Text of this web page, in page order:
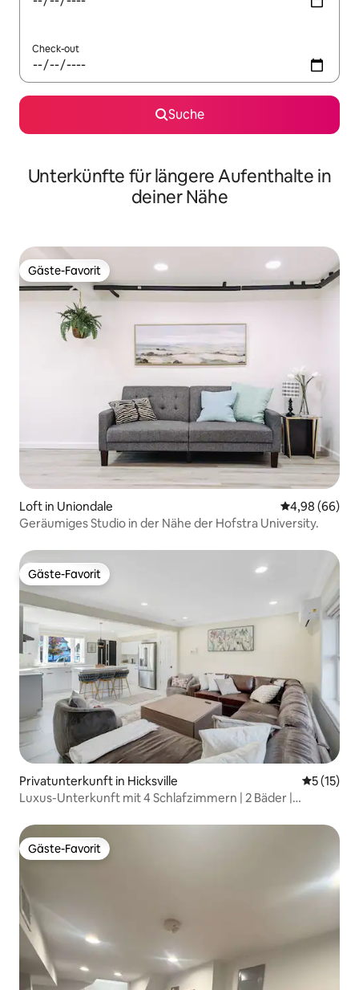
Check-out
Suche
Unterkünfte für längere Aufenthalte in
deiner Nähe
Gäste-Favorit
Gäste-Favorit
Loft in Uniondale
4,98 (66)
Geräumiges Studio in der Nähe der Hofstra University.
Gäste-Favorit
Gäste-Favorit
Privatunterkunft in Hicksville
5 (15)
Luxus-Unterkunft mit 4 Schlafzimmern | 2 Bäder |
Gäste-Favorit
Gäste-Favorit